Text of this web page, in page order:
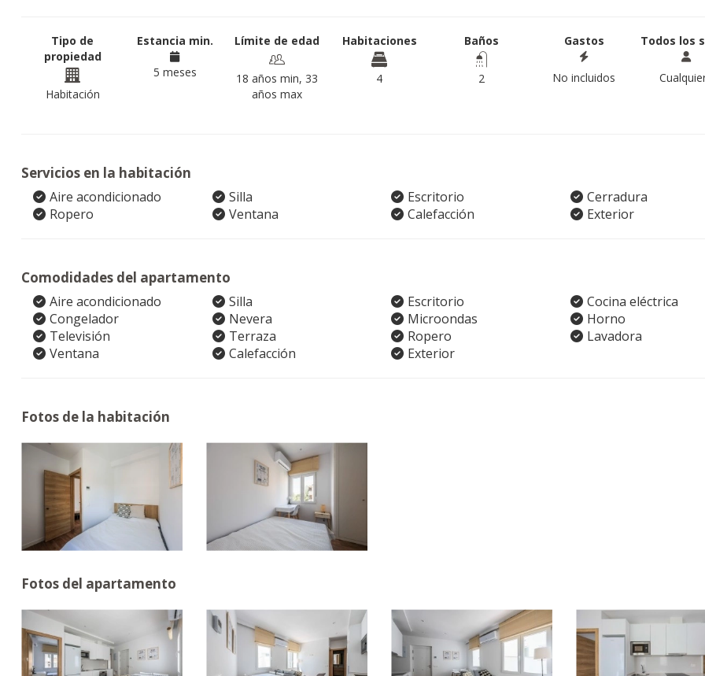
Tipo de
propiedad
Habitación
Estancia min.
5 meses
Límite de edad
18 años min, 33
años max
Habitaciones
4
Baños
2
Gastos
No incluidos
Todos los
Servicios en la habitación
Aire acondicionado Silla Escritorio
Cerradura
Ropero
Ventana Calefacción Exterior
Comodidades del apartamento
Aire acondicionado Silla Escritorio
Cocina eléctrica
Congelador
Nevera Microondas
Horno
Televisión
Terraza Ropero
Lavadora
Ventana
Calefacción Exterior
Fotos de la habitación
Fotos del apartamento